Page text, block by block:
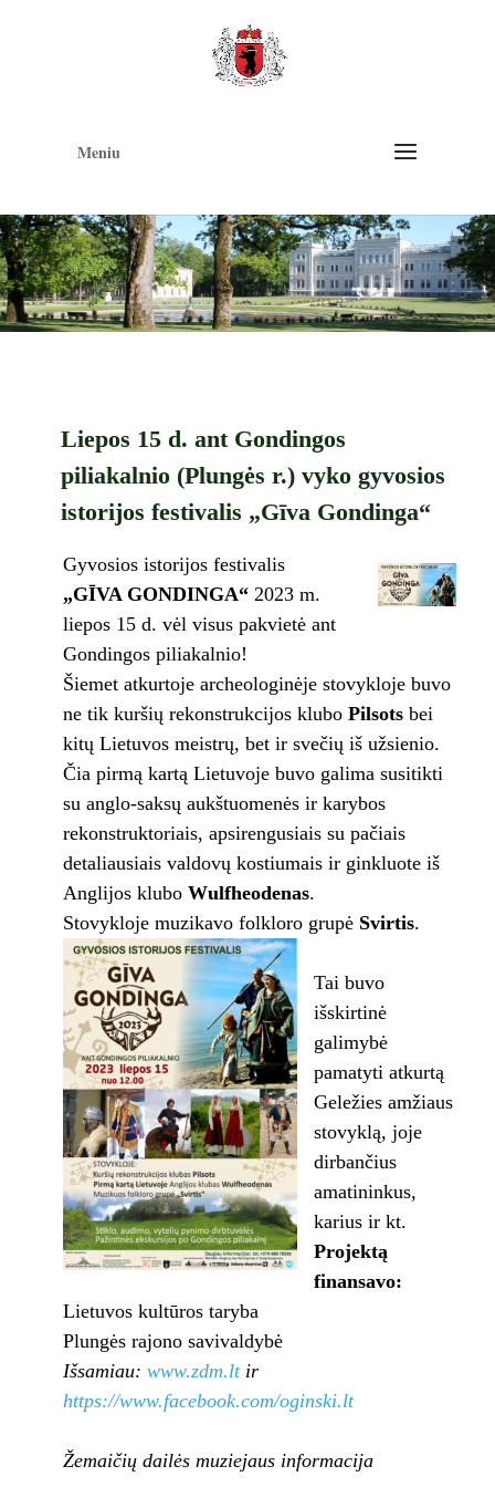
Meniu
Liepos 15 d. ant Gondingos
piliakalnio (Plungės r.) vyko gyvosios
istorijos festivalis „Gīva Gondinga“
Gyvosios istorijos festivalis
„GĪVA GONDINGA“2023 m.
liepos 15 d. vėl visus pakvietė ant
Gondingos piliakalnio!
Šiemet atkurtoje archeologinėje stovykloje buvo
ne tik kuršių rekonstrukcijos klubo Pilsotsbei
kitų Lietuvos meistrų, bet ir svečių iš užsienio.
Čia pirmą kartą Lietuvoje buvo galima susitikti
su anglo-saksų aukštuomenės ir karybos
rekonstruktoriais, apsirengusiais su pačiais
detaliausiais valdovų kostiumais ir ginkluote iš
Anglijos klubo Wulfheodenas.
Stovykloje muzikavo folkloro grupė Svirtis.
Tai buvo
išskirtinė
galimybė
pamatyti atkurtą
Geležies amžiaus
stovyklą, joje
dirbančius
amatininkus,
karius ir kt.
Projektą
finansavo:
Lietuvos kultūros taryba
Plungės rajono savivaldybė
Išsamiau: www.zdm.ltir
https://www.facebook.com/oginski.lt
Žemaičių dailės muziejaus informacija